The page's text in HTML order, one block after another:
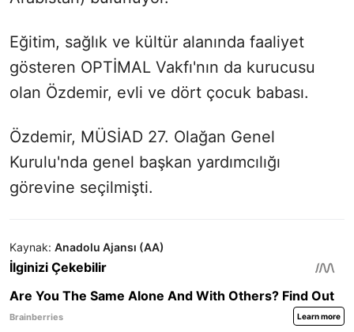
Eğitim, sağlık ve kültür alanında faaliyet
gösteren OPTİMAL Vakfı'nın da kurucusu
olan Özdemir, evli ve dört çocuk babası.
Özdemir, MÜSİAD 27. Olağan Genel
Kurulu'nda genel başkan yardımcılığı
görevine seçilmişti.
Kaynak: Anadolu Ajansı (AA)